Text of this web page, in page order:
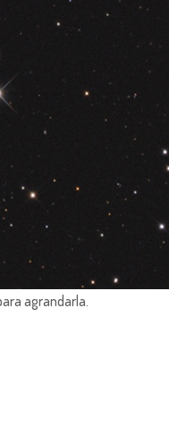
agrandarla.